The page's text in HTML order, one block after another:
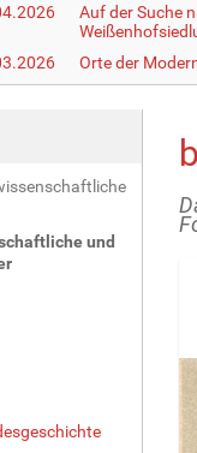
Auf der Suche
Orte der
und